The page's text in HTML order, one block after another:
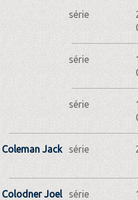
série
série
série
Coleman Jack série
Colodner Joel série